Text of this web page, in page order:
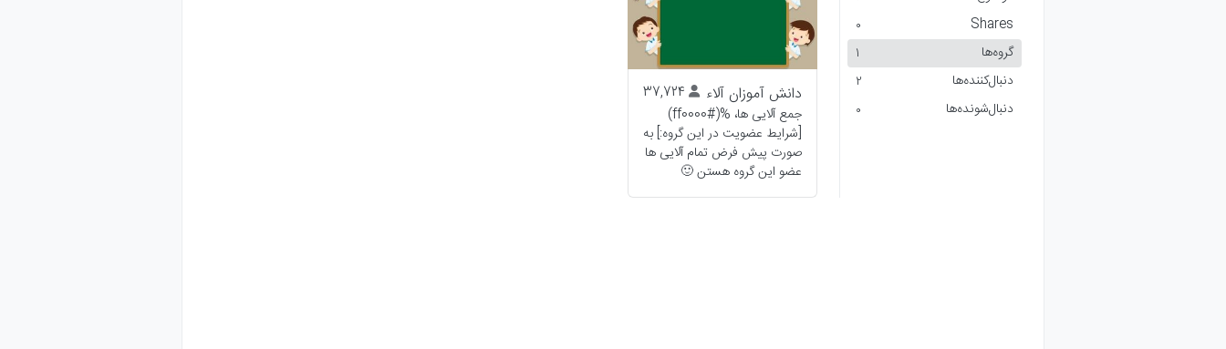
Shares
0
گروه‌ها 1
دنبال‌کننده‌ها 2
دنبال‌شونده‌ها 0
دانش آموزان آلاء
جمع آلایی ها، %(#ff0000)
[شرایط عضویت در این گروه:] به
صورت پیش فرض تمام آلایی ها
عضو این گروه هستن 🙂